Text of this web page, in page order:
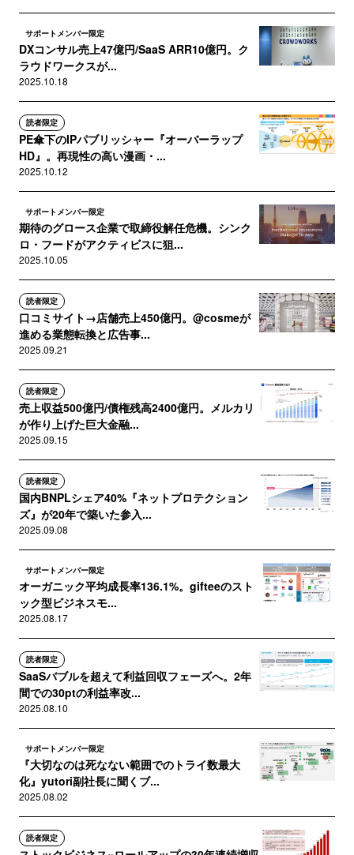
サポートメンバー限定
DXコンサル売上47億円/SaaS ARR10億円。ク
ラウドワークスが...
2025.10.18
読者限定
PE傘下のIPパブリッシャー『オーバーラップ
HD』。再現性の高い漫画・...
2025.10.12
サポートメンバー限定
期待のグロース企業で取締役解任危機。シンク
ロ・フードがアクティビスに狙...
2025.10.05
読者限定
口コミサイト→店舗売上450億円。@cosmeが
進める業態転換と広告事...
2025.09.21
読者限定
売上収益500億円/債権残高2400億円。メルカリ
が作り上げた巨大金融...
2025.09.15
読者限定
国内BNPLシェア40%『ネットプロテクション
ズ』が20年で築いた参入...
2025.09.08
サポートメンバー限定
オーガニック平均成長率136.1%。gifteeのスト
ック型ビジネスモ...
2025.08.17
読者限定
SaaSバブルを超えて利益回収フェーズへ。2年
間での30ptの利益率改...
2025.08.10
サポートメンバー限定
『大切なのは死なない範囲でのトライ数最大
化』yutori副社長に聞くブ...
2025.08.02
読者限定